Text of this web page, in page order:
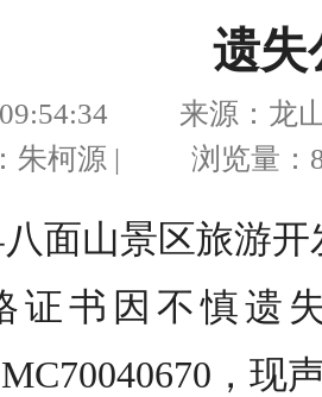
遗失
09:54:34 来源：龙
朱柯源 | 浏览量：
面山景区旅游
证书因不慎遗
，现